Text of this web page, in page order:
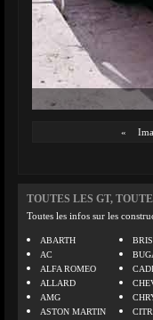
«
TOUTES LES GT,
Toutes les infos sur les
ABARTH
AC
ALFA ROMEO
ALLARD
AMG
ASTON MARTIN